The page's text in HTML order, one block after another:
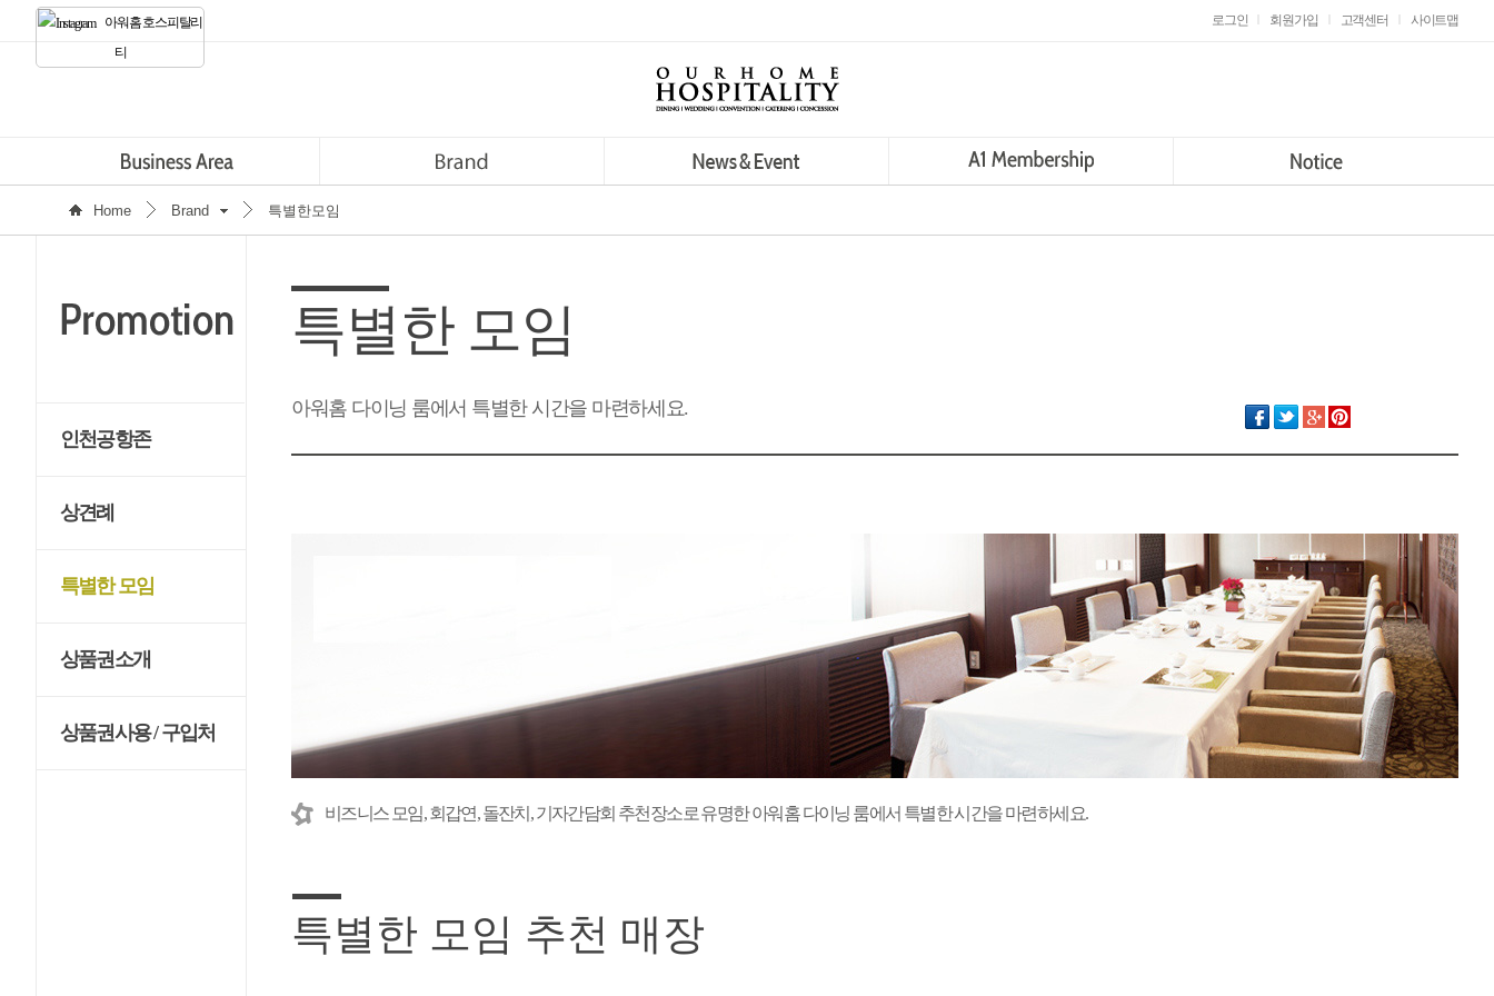
아워홈 호스피탈리
티
로그인 회원가입 고객센터 사이트맵
Home Brand 특별한모임
인천공항존
상견례
특별한 모임
상품권소개
상품권사용 / 구입처
특별한 모임
아워홈 다이닝 룸에서 특별한 시간을 마련하세요.
비즈니스 모임, 회갑연, 돌잔치, 기자간담회 추천장소로 유명한 아워홈 다이닝 룸에서 특별한 시간을 마련하세요.
특별한 모임 추천 매장